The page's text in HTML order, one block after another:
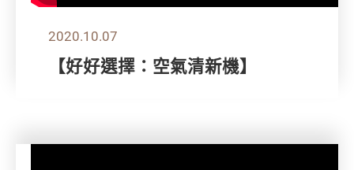
2020.10.07
【好好選擇：空氣清新機】